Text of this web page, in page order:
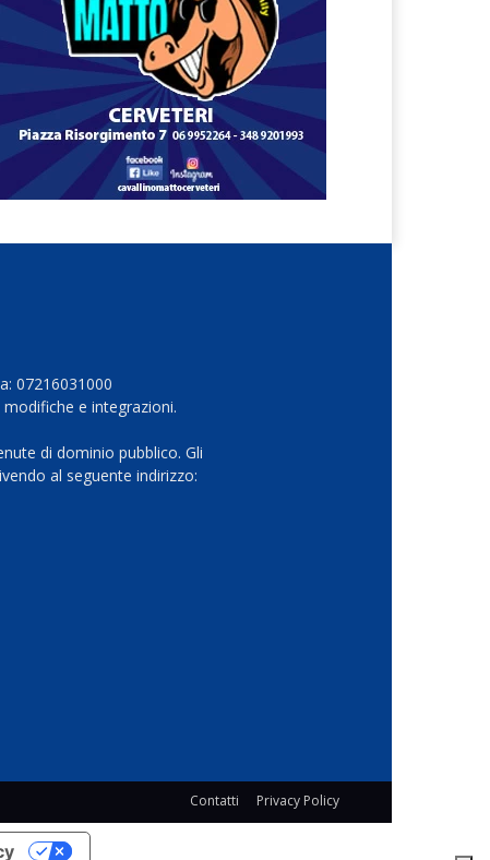
07216031000
e integrazioni.
di dominio pubblico. Gli
al seguente indirizzo:
Contatti Privacy Policy